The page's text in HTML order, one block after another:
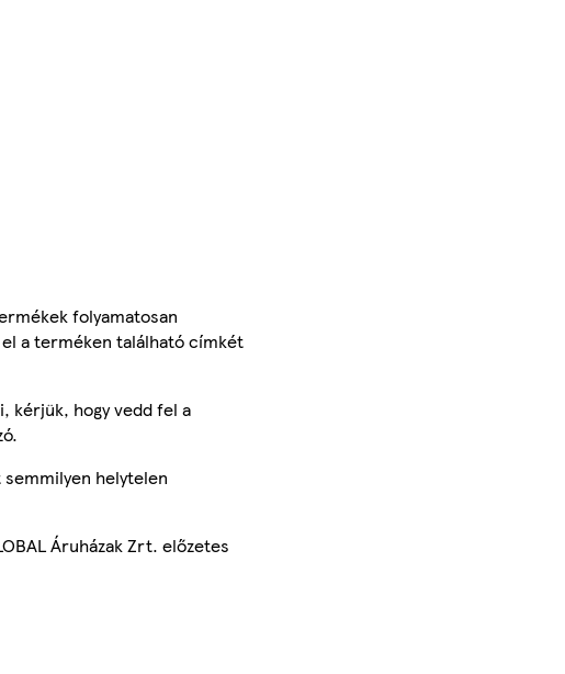
folyamatosan
a terméken található címkét
kérjük, hogy vedd fel a
helytelen
Áruházak Zrt. előzetes